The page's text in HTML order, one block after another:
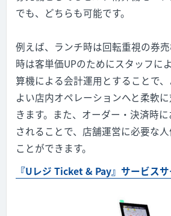
でも、どちらも可能です。
例えば、ランチ時は回転重視の券
時は客単価UPのためにスタッフに
算機による会計運用とすることで
よい店内オペレーションへと柔軟
きます。また、オーダー・決済時
されることで、店舗運営に必要な
ことができます。
『Uレジ Ticket & Pay』サービス